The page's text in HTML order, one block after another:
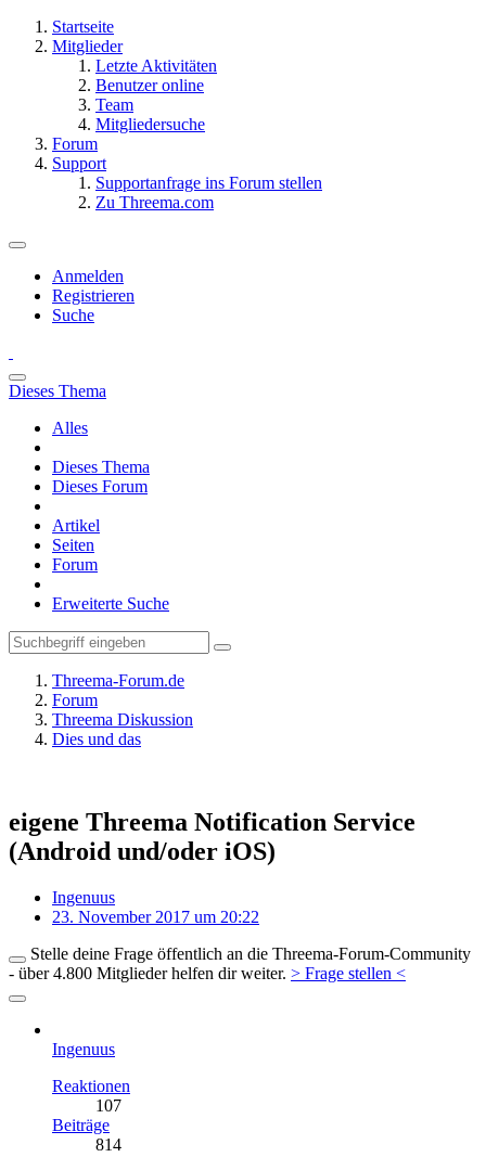
Startseite
Mitglieder
Letzte Aktivitäten
Benutzer online
Team
Mitgliedersuche
Forum
Support
Supportanfrage ins Forum stellen
Zu Threema.com
Anmelden
Registrieren
Suche
Dieses Thema
Alles
Dieses Thema
Dieses Forum
Artikel
Seiten
Forum
Erweiterte Suche
Threema-Forum.de
Forum
Threema Diskussion
Dies und das
eigene Threema Notification Service
(Android und/oder iOS)
Ingenuus
23. November 2017 um 20:22
Stelle deine Frage öffentlich an die Threema-Forum-Community
- über 4.800 Mitglieder helfen dir weiter. > Frage stellen <
Ingenuus
Reaktionen
107
Beiträge
814